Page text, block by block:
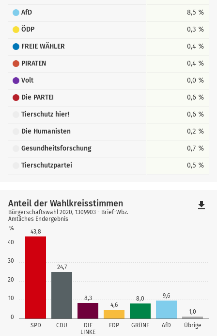
AfD 8,5 %
ÖDP 0,3 %
FREIE WÄHLER 0,4 %
PIRATEN 0,4 %
Volt 0,0 %
Die PARTEI 0,6 %
Tierschutz hier! 0,6 %
Die Humanisten 0,2 %
Gesundheitsforschung 0,7 %
Tierschutzpartei 0,5 %
0
10
20
30
40
%
SPD CDU
DIE
LINKE
FDP GRÜNE AfD Übrige
43,8
24,7
8,3
4,6
8,0 9,6
1,0
Anteil der Wahlkreisstimmen
Bürgerschaftswahl 2020, 1309903 - Brief-Wbz.
Amtliches Endergebnis
file_download